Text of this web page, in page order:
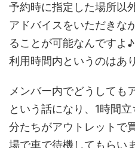
予約時に指定した場所以
アドバイスをいただきな
ることが可能なんですよ
利用時間内というのはあ
メンバー内でどうしても
という話になり、1時間
分たちがアウトレットで
場で車で待機してもらい